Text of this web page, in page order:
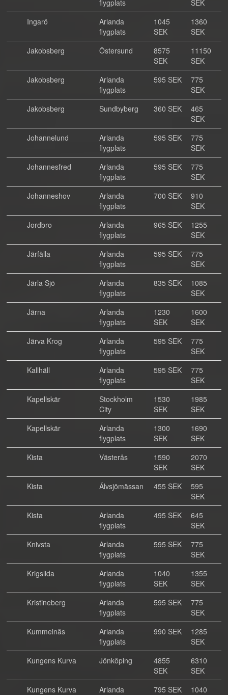
flygplats
SEK
Ingarö
Arlanda
flygplats
1045
SEK
1360
SEK
Jakobsberg
Östersund
8575
SEK
11150
SEK
Jakobsberg
Arlanda
flygplats
595 SEK
775
SEK
Jakobsberg
Sundbyberg 360 SEK
465
SEK
Johannelund
Arlanda
flygplats
595 SEK
775
SEK
Johannesfred
Arlanda
flygplats
595 SEK
775
SEK
Johanneshov
Arlanda
flygplats
700 SEK
910
SEK
Jordbro
Arlanda
flygplats
965 SEK
1255
SEK
Järfälla
Arlanda
flygplats
595 SEK
775
SEK
Järla Sjö
Arlanda
flygplats
835 SEK
1085
SEK
Järna
Arlanda
flygplats
1230
SEK
1600
SEK
Järva Krog
Arlanda
flygplats
595 SEK
775
SEK
Kallhäll
Arlanda
flygplats
595 SEK
775
SEK
Kapellskär
Stockholm
City
1530
SEK
1985
SEK
Kapellskär
Arlanda
flygplats
1300
SEK
1690
SEK
Kista
Västerås
1590
SEK
2070
SEK
Kista
Älvsjömässan 455 SEK
595
SEK
Kista
Arlanda
flygplats
495 SEK
645
SEK
Knivsta
Arlanda
flygplats
595 SEK
775
SEK
Krigslida
Arlanda
flygplats
1040
SEK
1355
SEK
Kristineberg
Arlanda
flygplats
595 SEK
775
SEK
Kummelnäs
Arlanda
flygplats
990 SEK
1285
SEK
Kungens Kurva
Jönköping
4855
SEK
6310
SEK
Kungens Kurva
Arlanda
795 SEK
1040